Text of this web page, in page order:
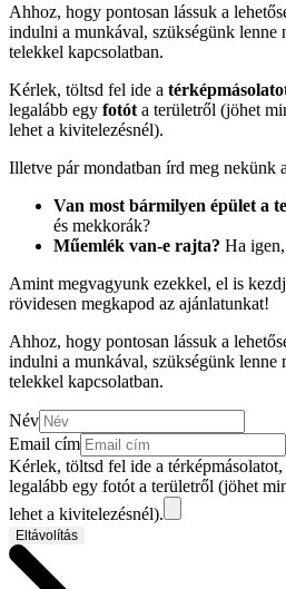
Ahhoz, hogy pontosan lássuk a
indulni a munkával, szükségünk lenne
telekkel kapcsolatban.
Kérlek, töltsd fel ide a
legalább egy fotót a területről (jöhet
lehet a kivitelezésnél).
Illetve pár mondatban írd meg nekünk
Van most bármilyen épület a
és mekkorák?
Műemlék van-e rajta? Ha
Amint megvagyunk ezekkel, el is
rövidesen megkapod az ajánlatunkat!
Ahhoz, hogy pontosan lássuk a
indulni a munkával, szükségünk lenne
telekkel kapcsolatban.
Név
Email cím
Kérlek, töltsd fel ide a
legalább egy fotót a területről (jöhet
lehet a kivitelezésnél).
Eltávolítás